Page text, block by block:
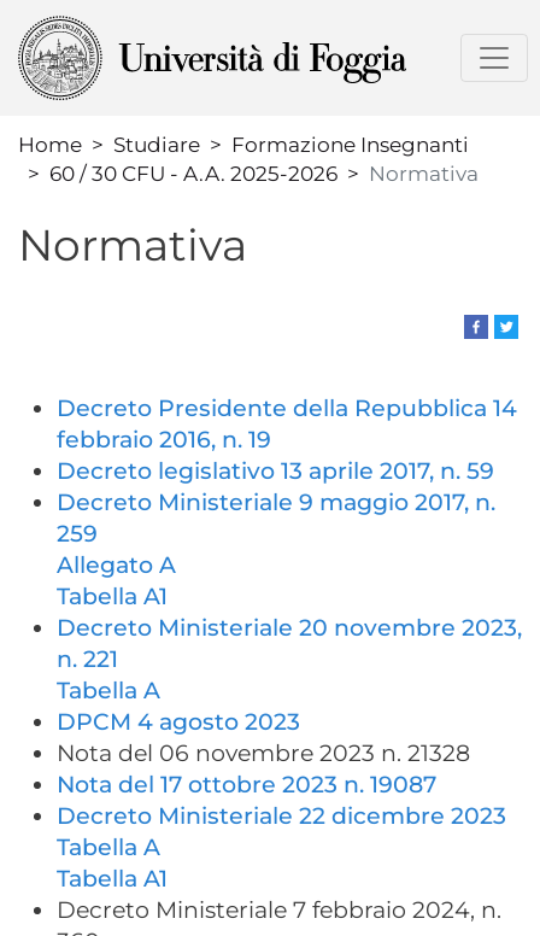
al
contenuto
Home
Studiare
Formazione Insegnanti
60 / 30 CFU - A.A. 2025-2026
Normativa
Normativa
Decreto Presidente della Repubblica 14
febbraio 2016, n. 19
Decreto legislativo 13 aprile 2017, n. 59
Decreto Ministeriale 9 maggio 2017, n.
259
Allegato A
Tabella A1
Decreto Ministeriale 20 novembre 2023,
n. 221
Tabella A
DPCM 4 agosto 2023
Nota del 06 novembre 2023 n. 21328
Nota del 17 ottobre 2023 n. 19087
Decreto Ministeriale 22 dicembre 2023
Tabella A
Tabella A1
Decreto Ministeriale 7 febbraio 2024, n.